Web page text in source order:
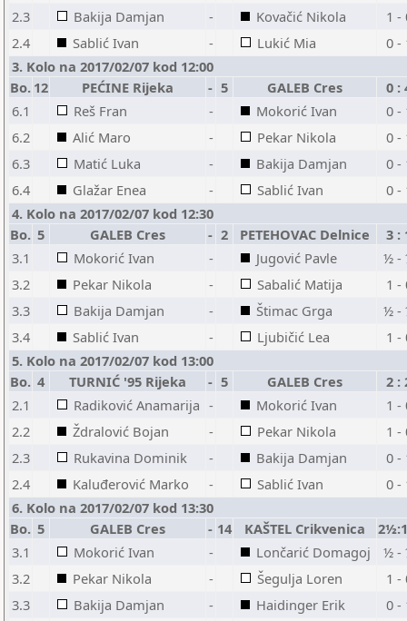
2.3
Bakija Damjan - Kovačić Nikola
1 -
2.4
Sablić Ivan - Lukić Mia
0 -
3. Kolo na 2017/02/07 kod 12:00
Bo. 12 PEĆINE Rijeka - 5 GALEB Cres
0 :
6.1
Reš Fran - Mokorić Ivan
0 -
6.2
Alić Maro - Pekar Nikola
0 -
6.3
Matić Luka - Bakija Damjan
0 -
6.4
Glažar Enea - Sablić Ivan
0 -
4. Kolo na 2017/02/07 kod 12:30
Bo. 5 GALEB Cres - 2 PETEHOVAC Delnice
3 :
3.1
Mokorić Ivan - Jugović Pavle
½ -
3.2
Pekar Nikola - Sabalić Matija
1 -
3.3
Bakija Damjan - Štimac Grga
½ -
3.4
Sablić Ivan - Ljubičić Lea
1 -
5. Kolo na 2017/02/07 kod 13:00
Bo. 4 TURNIĆ '95 Rijeka - 5 GALEB Cres
2 :
2.1
Radiković Anamarija - Mokorić Ivan
1 -
2.2
Ždralović Bojan - Pekar Nikola
1 -
2.3
Rukavina Dominik - Bakija Damjan
0 -
2.4
Kaluđerović Marko - Sablić Ivan
0 -
6. Kolo na 2017/02/07 kod 13:30
Bo. 5 GALEB Cres - 14 KAŠTEL Crikvenica
3.1
Mokorić Ivan - Lončarić Domagoj
½ -
3.2
Pekar Nikola - Šegulja Loren
1 -
3.3
Bakija Damjan - Haidinger Erik
0 -